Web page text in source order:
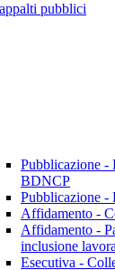
pubblici
Pubblicazione -
BDNCP
Pubblicazione -
Affidamento -
Affidamento -
inclusione
Esecutiva -